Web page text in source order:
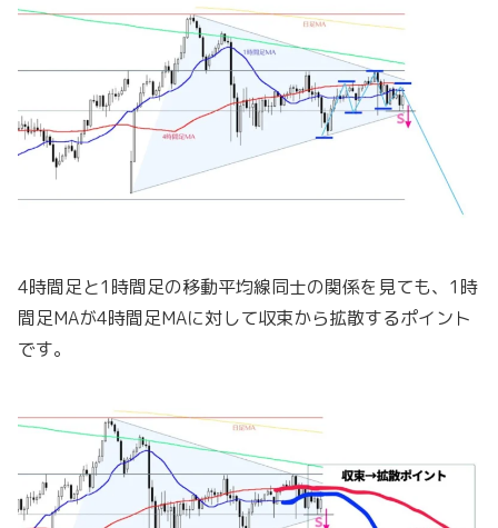
4時間足と1時間足の移動平均線同士の関係を見ても、1時
間足MAが4時間足MAに対して収束から拡散するポイント
です。